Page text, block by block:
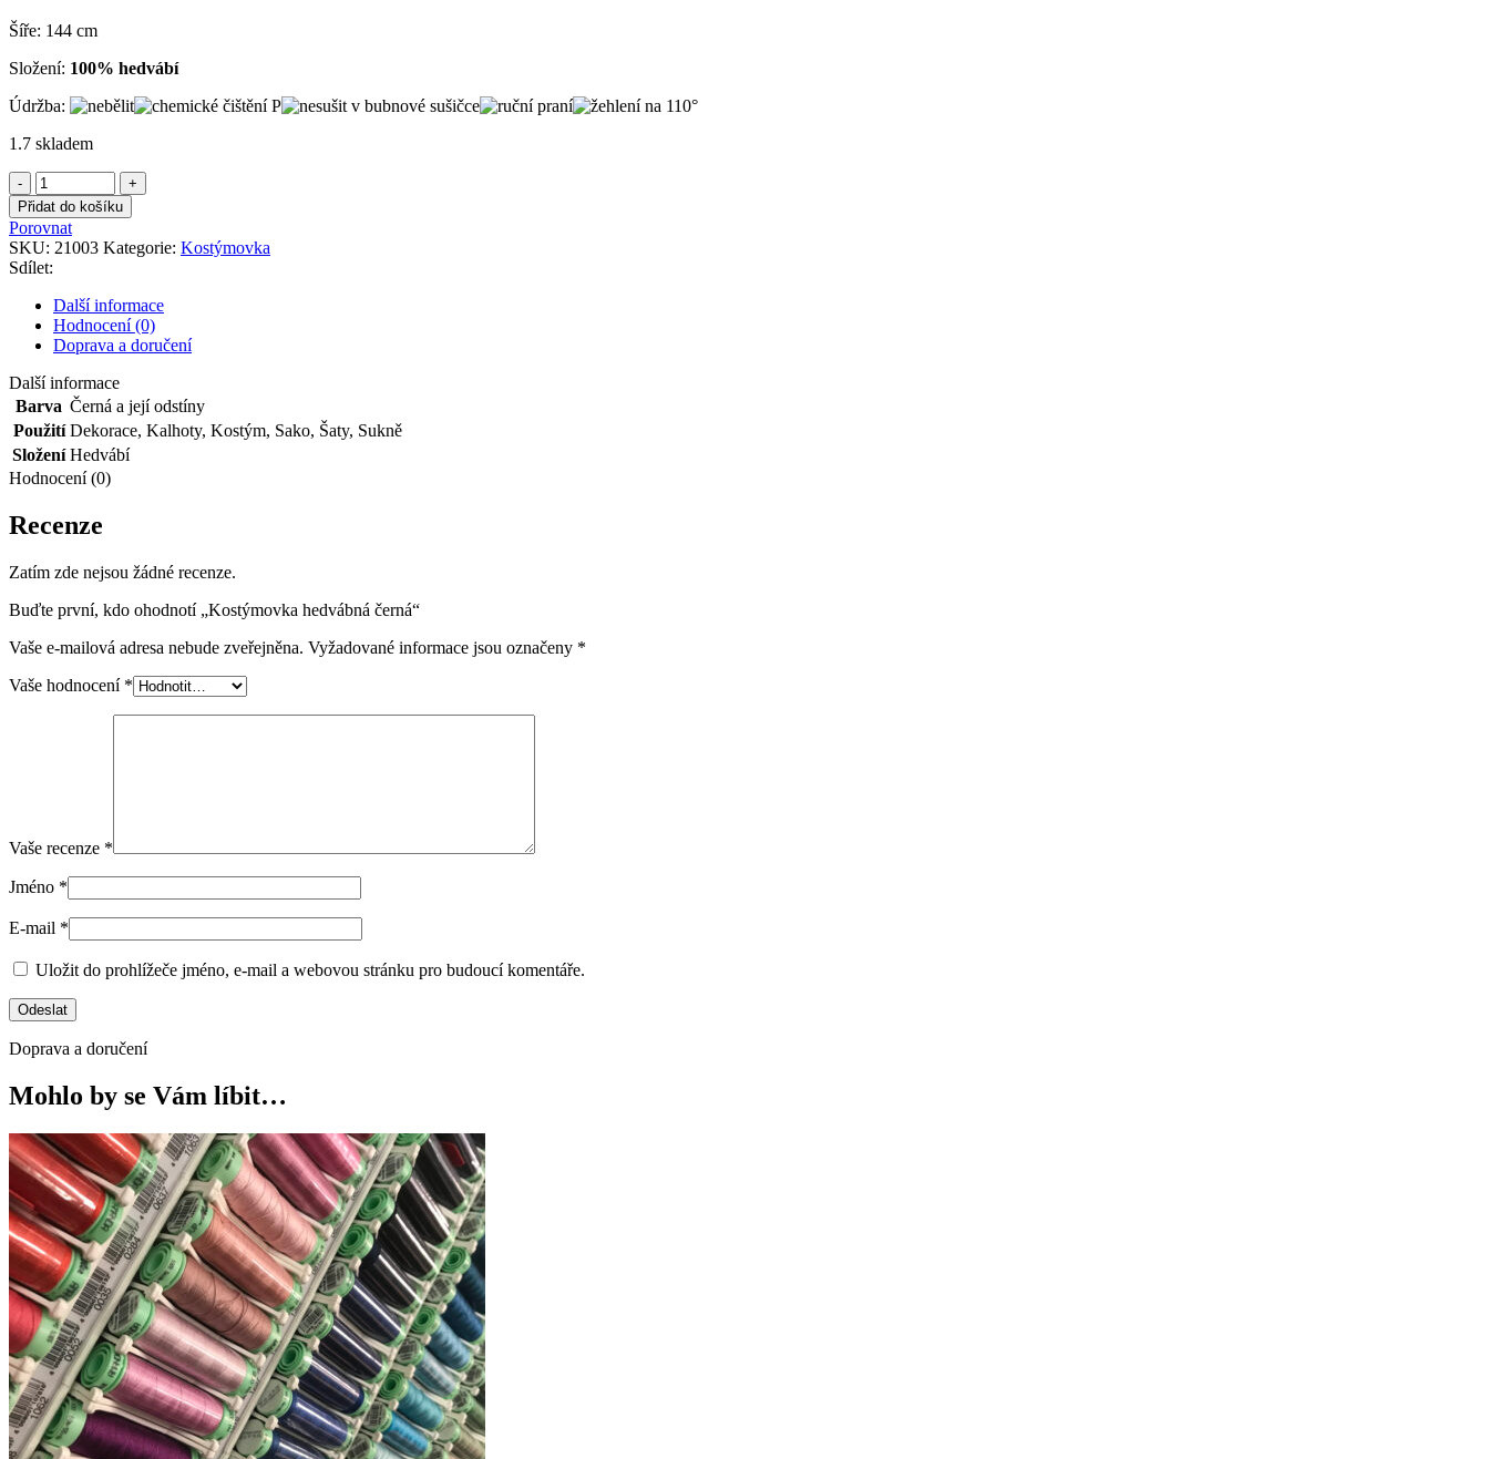
Šíře: 144 cm
Složení: 100% hedvábí
Údržba:
1.7 skladem
Kostýmovka
hedvábná
černá
množství
Přidat do košíku
Porovnat
SKU: 21003 Kategorie: Kostýmovka
Sdílet:
Další informace
Hodnocení (0)
Doprava a doručení
Další informace
Barva Černá a její odstíny
Použití Dekorace, Kalhoty, Kostým, Sako, Šaty, Sukně
Složení Hedvábí
Hodnocení (0)
Recenze
Zatím zde nejsou žádné recenze.
Buďte první, kdo ohodnotí „Kostýmovka hedvábná černá“
Vaše e-mailová adresa nebude zveřejněna. Vyžadované informace jsou označeny *
Vaše hodnocení *
Vaše recenze *
Jméno *
E-mail *
Uložit do prohlížeče jméno, e-mail a webovou stránku pro budoucí komentáře.
Doprava a doručení
Mohlo by se Vám líbit…